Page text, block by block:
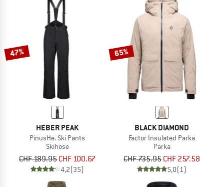
47%
HEBER PEAK
PinusHe. Ski Pants
Skihose
CHF 189.95 CHF 100.67
4,2(35)
65%
BLACK DIAMOND
Factor Insulated Parka
Parka
CHF 735.95 CHF 257.58
5,0(1)